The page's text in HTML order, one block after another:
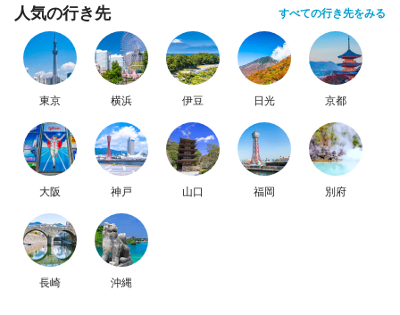
人気の行き先 すべての行き先をみる
東京 横浜 伊豆 日光 京都
大阪 神戸 山口 福岡 別府
長崎 沖縄